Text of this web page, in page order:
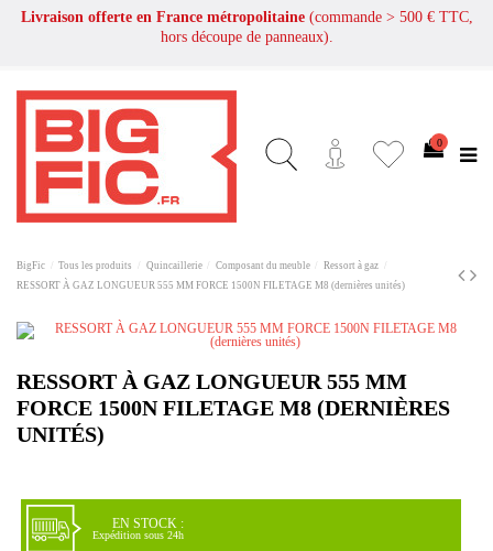
Livraison offerte en France métropolitaine (commande > 500 € TTC,
hors découpe de panneaux).
0
BigFic Tous les produits Quincaillerie Composant du meuble
Ressort à gaz
RESSORT À GAZ LONGUEUR 555 MM FORCE 1500N FILETAGE M8 (dernières unités)
RESSORT À GAZ LONGUEUR 555 MM
FORCE 1500N FILETAGE M8 (DERNIÈRES
UNITÉS)
EN STOCK :
Expédition sous 24h